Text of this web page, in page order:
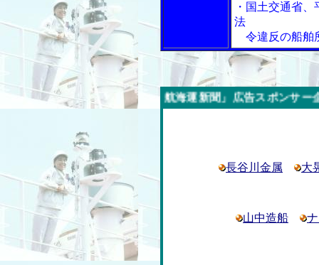
・国土交通省
法
令違反の船舶
今週の「内航海運新聞」広告スポンサー企業
長谷川金属 大
山中造船